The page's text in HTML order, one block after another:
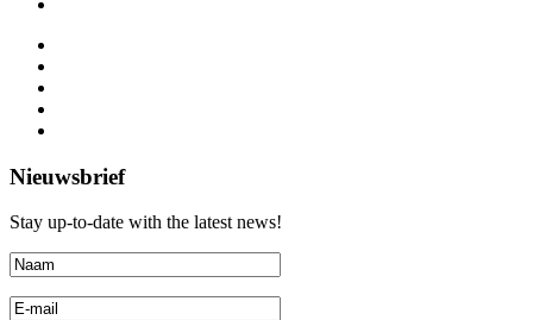
Nieuwsbrief
Stay up-to-date with the latest news!